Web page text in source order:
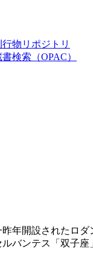
物リポジトリ
検索（OPAC）
年開設されたロ
バンテス「双子